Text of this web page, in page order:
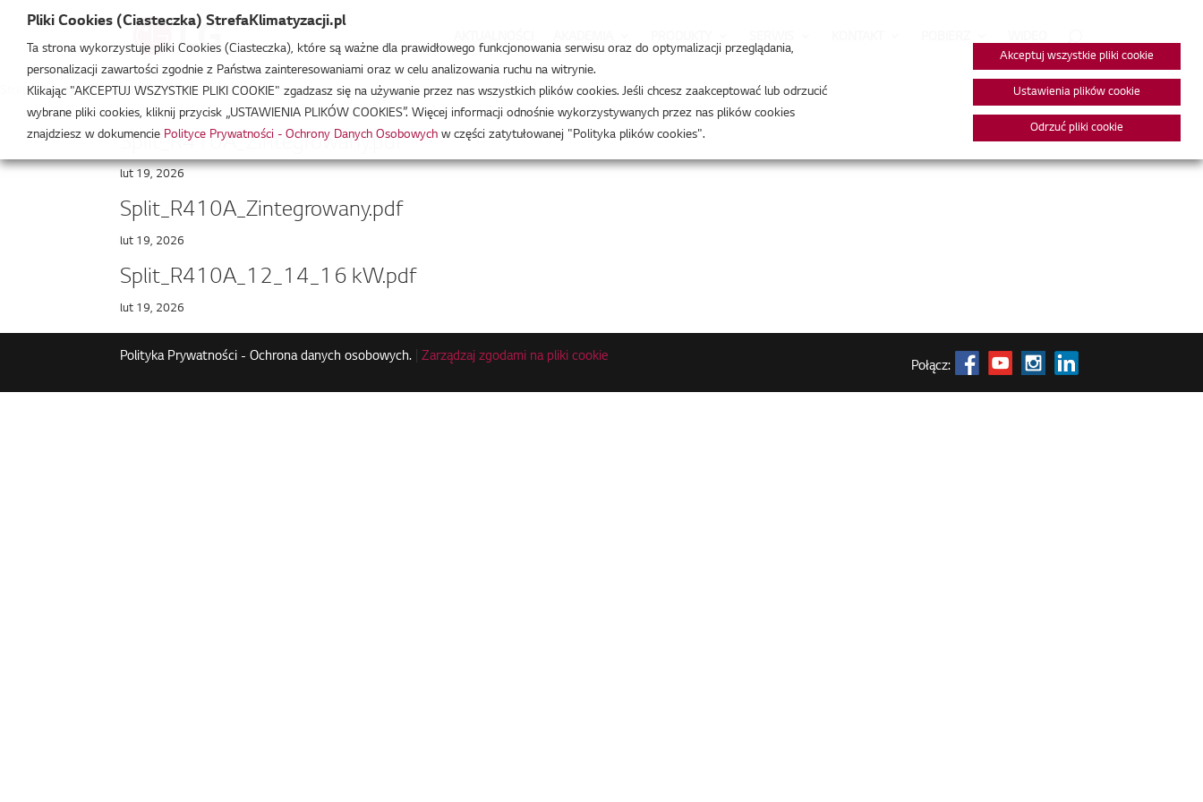
Strefa Klimatyzacji /HU123
Split_R410A_Zintegrowany.pdf
lut 19, 2026
Split_R410A_Zintegrowany.pdf
lut 19, 2026
Split_R410A_12_14_16 kW.pdf
lut 19, 2026
Polityka Prywatności - Ochrona danych osobowych. |Zarządzaj zgodami na pliki cookie
Połącz:
Pliki Cookies (Ciasteczka) StrefaKlimatyzacji.pl
Ta strona wykorzystuje pliki Cookies (Ciasteczka), które są ważne dla prawidłowego funkcjonowania serwisu oraz do optymalizacji przeglądania,
personalizacji zawartości zgodnie z Państwa zainteresowaniami oraz w celu analizowania ruchu na witrynie.
Klikając "AKCEPTUJ WSZYSTKIE PLIKI COOKIE" zgadzasz się na używanie przez nas wszystkich plików cookies. Jeśli chcesz zaakceptować lub odrzucić
wybrane pliki cookies, kliknij przycisk „USTAWIENIA PLIKÓW COOKIES”. Więcej informacji odnośnie wykorzystywanych przez nas plików cookies
znajdziesz w dokumencie Polityce Prywatności - Ochrony Danych Osobowych w części zatytułowanej "Polityka plików cookies".
Akceptuj wszystkie pliki cookie
Ustawienia plików cookie
Odrzuć pliki cookie